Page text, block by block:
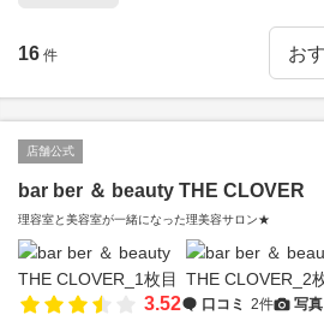
16 件
店舗公式
bar ber ＆ beauty THE CLOVER
理容室と美容室が一緒になった理美容サロン★
3.52 口コミ 2件 写真